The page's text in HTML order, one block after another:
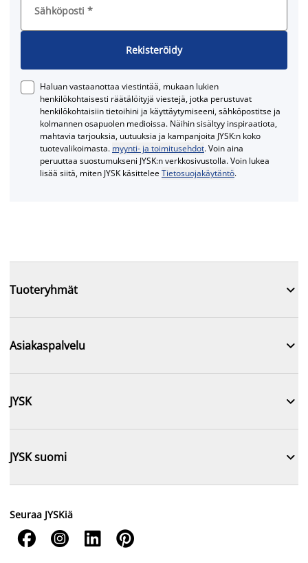
Sähköposti *
Rekisteröidy
Haluan vastaanottaa viestintää, mukaan lukien
henkilökohtaisesti räätälöityjä viestejä, jotka perustuvat
henkilökohtaisiin tietoihini ja käyttäytymiseeni, sähköpostitse ja
kolmannen osapuolen medioissa. Näihin sisältyy inspiraatiota,
mahtavia tarjouksia, uutuuksia ja kampanjoita JYSK:n koko
tuotevalikoimasta. myynti- ja toimitusehdot. Voin aina
peruuttaa suostumukseni JYSK:n verkkosivustolla. Voin lukea
lisää siitä, miten JYSK käsitteleeTietosuojakäytäntö.
Tuoteryhmät 
Asiakaspalvelu 
JYSK 
JYSK suomi 
Seuraa JYSKiä
   